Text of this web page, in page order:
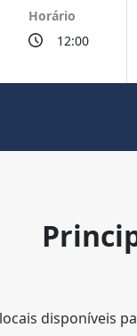
Horário
disponíveis